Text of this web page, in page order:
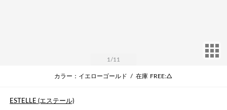
1 /11
カラー：イエローゴールド / 在庫 FREE:△
ESTELLE (エステール)